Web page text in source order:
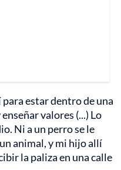
para estar dentro de una
valores (...) Lo
Ni a un perro se le
animal, y mi hijo allí
la paliza en una calle